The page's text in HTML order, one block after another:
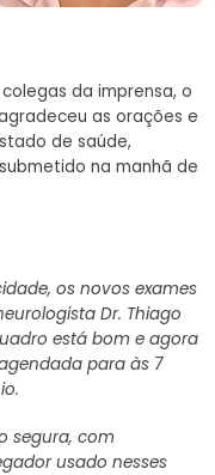
da imprensa, o
as orações e
de saúde,
na manhã de
os novos exames
Dr. Thiago
está bom e agora
para às 7
segura, com
usado nesses